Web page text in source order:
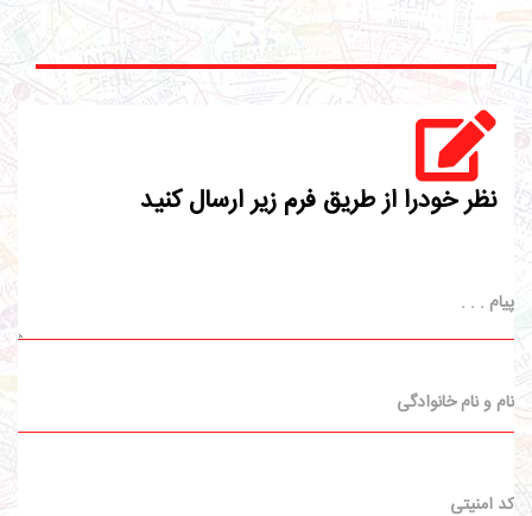
نظر خودرا از طریق فرم زیر ارسال کنید